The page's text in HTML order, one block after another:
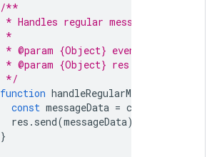
/**
* Handles regular messages (not
*
* @param {Object} event - The
* @param {Object} res - The HTTP
*/
function handleRegularMessage
const messageData = createMessage
res . send(messageData);
}